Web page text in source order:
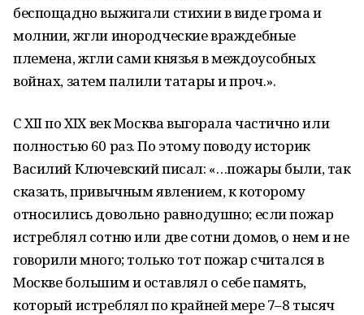
беспощадно выжигали стихии в виде грома и
молнии, жгли инородческие враждебные
племена, жгли сами князья в междоусобных
войнах, затем палили татары и проч.».
С XII по XIX век Москва выгорала частично или
полностью 60 раз. По этому поводу историк
Василий Ключевский писал: «…пожары были, так
сказать, привычным явлением, к которому
относились довольно равнодушно; если пожар
истреблял сотню или две сотни домов, о нем и не
говорили много; только тот пожар считался в
Москве большим и оставлял о себе память,
который истреблял по крайней мере 7–8 тысяч